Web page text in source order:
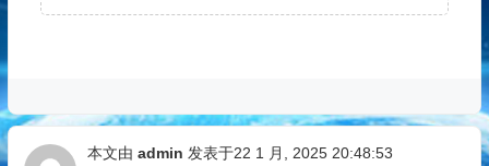
本文由 admin 发表于22 1 月, 2025 20:48:53